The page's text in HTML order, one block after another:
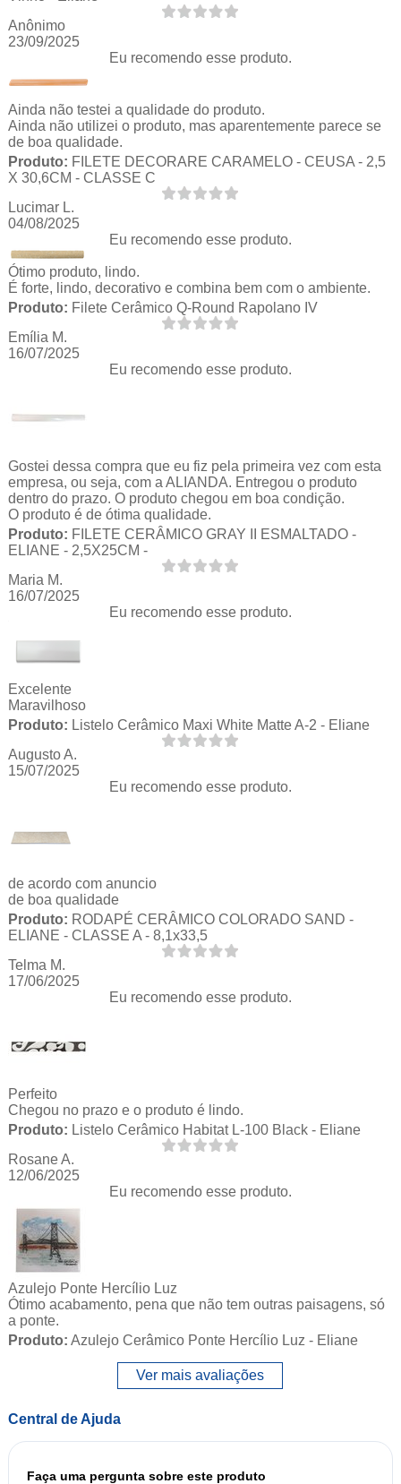
Anônimo
23/09/2025
Eu recomendo esse produto.
Ainda não testei a qualidade do produto.
Ainda não utilizei o produto, mas aparentemente parece se
de boa qualidade.
Produto: FILETE DECORARE CARAMELO - CEUSA - 2,5
X 30,6CM - CLASSE C
Lucimar L.
04/08/2025
Eu recomendo esse produto.
Ótimo produto, lindo.
É forte, lindo, decorativo e combina bem com o ambiente.
Produto: Filete Cerâmico Q-Round Rapolano IV
Emília M.
16/07/2025
Eu recomendo esse produto.
Gostei dessa compra que eu fiz pela primeira vez com esta
empresa, ou seja, com a ALIANDA. Entregou o produto
dentro do prazo. O produto chegou em boa condição.
O produto é de ótima qualidade.
Produto: FILETE CERÂMICO GRAY II ESMALTADO -
ELIANE - 2,5X25CM -
Maria M.
16/07/2025
Eu recomendo esse produto.
Excelente
Maravilhoso
Produto: Listelo Cerâmico Maxi White Matte A-2 - Eliane
Augusto A.
15/07/2025
Eu recomendo esse produto.
de acordo com anuncio
de boa qualidade
Produto: RODAPÉ CERÂMICO COLORADO SAND -
ELIANE - CLASSE A - 8,1x33,5
Telma M.
17/06/2025
Eu recomendo esse produto.
Perfeito
Chegou no prazo e o produto é lindo.
Produto: Listelo Cerâmico Habitat L-100 Black - Eliane
Rosane A.
12/06/2025
Eu recomendo esse produto.
Azulejo Ponte Hercílio Luz
Ótimo acabamento, pena que não tem outras paisagens, só
a ponte.
Produto: Azulejo Cerâmico Ponte Hercílio Luz - Eliane
Ver mais avaliações
Central de Ajuda
Faça uma pergunta sobre este produto